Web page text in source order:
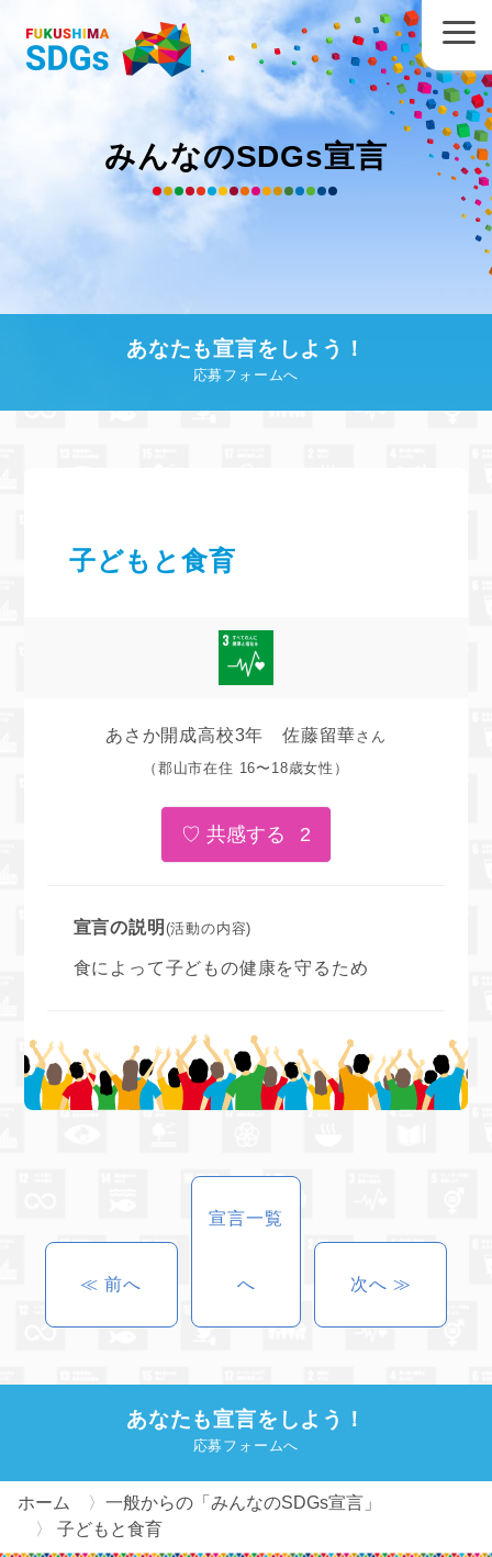
みんなのSDGs宣言
あなたも宣言をしよう！
応募フォームへ
子どもと食育
あさか開成高校3年 佐藤留華さん
（郡山市在住 16〜18歳女性）
2
宣言の説明 (活動の内容)
食によって子どもの健康を守るため
≪ 前へ
宣言一覧
へ 次へ ≫
あなたも宣言をしよう！
応募フォームへ
ホーム
一般からの「みんなのSDGs宣言」
子どもと食育